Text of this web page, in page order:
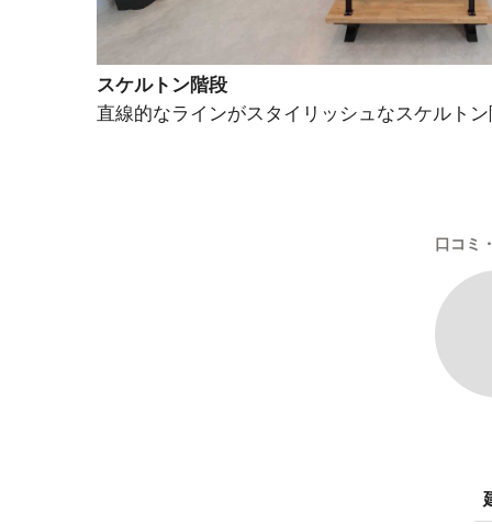
スケルトン階段
直線的なラインがスタイリッシュなスケルト
口コミ